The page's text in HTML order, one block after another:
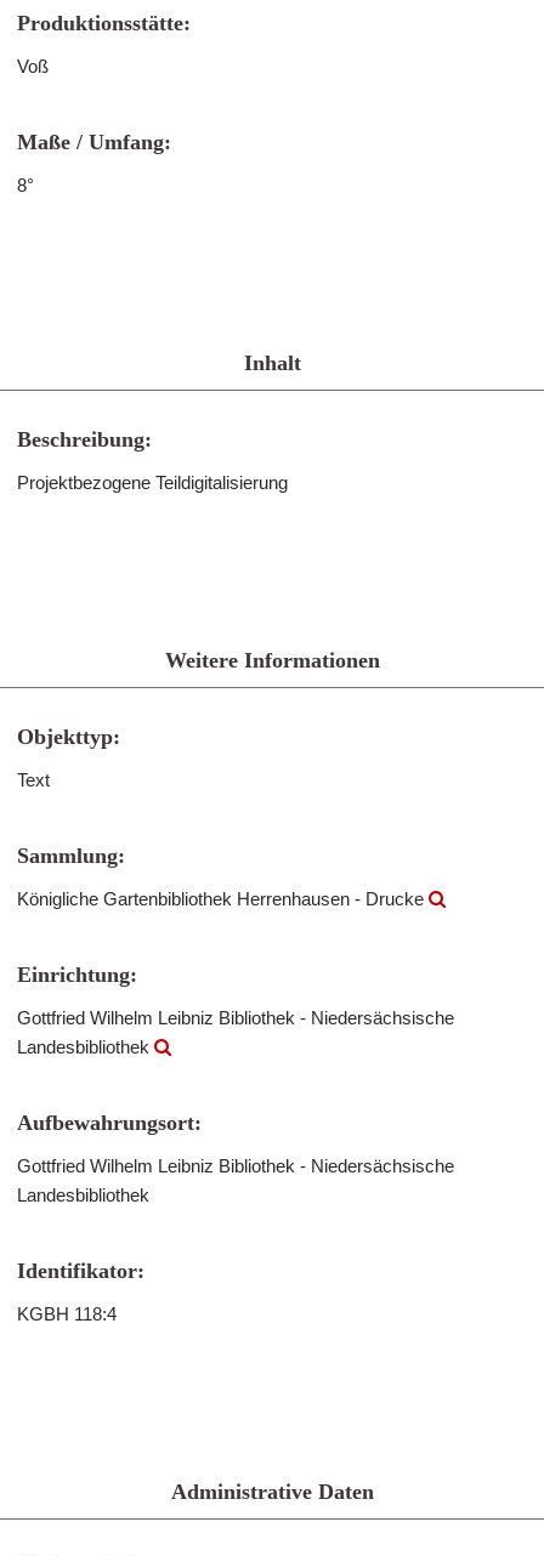
Produktionsstätte:
Voß
Maße / Umfang:
8°
Inhalt
Beschreibung:
Projektbezogene Teildigitalisierung
Weitere Informationen
Objekttyp:
Text
Sammlung:
Königliche Gartenbibliothek Herrenhausen - Drucke
Einrichtung:
Gottfried Wilhelm Leibniz Bibliothek - Niedersächsische
Landesbibliothek
Aufbewahrungsort:
Gottfried Wilhelm Leibniz Bibliothek - Niedersächsische
Landesbibliothek
Identifikator:
KGBH 118:4
Administrative Daten